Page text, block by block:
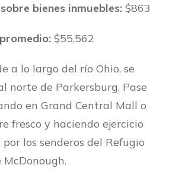
bienes inmuebles: $863
$55,562
a lo largo del río Ohio, se
norte de Parkersburg. Pase
en Grand Central Mall o
fresco y haciendo ejercicio
los senderos del Refugio